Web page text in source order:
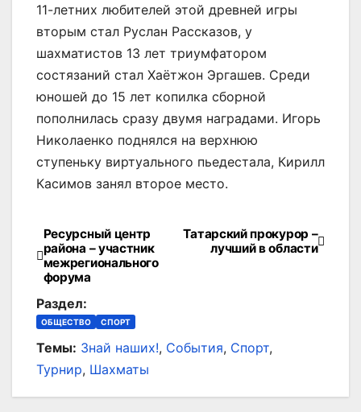
11-летних любителей этой древней игры
вторым стал Руслан Рассказов, у
шахматистов 13 лет триумфатором
состязаний стал Хаётжон Эргашев. Среди
юношей до 15 лет копилка сборной
пополнилась сразу двумя наградами. Игорь
Николаенко поднялся на верхнюю
ступеньку виртуального пьедестала, Кирилл
Касимов занял второе место.
Навигация
по
записям
Татарский прокурор –
лучший в области
Ресурсный центр
района – участник
межрегионального
форума
Раздел:
ОБЩЕСТВО СПОРТ
Темы: Знай наших!, События, Спорт,
Турнир, Шахматы